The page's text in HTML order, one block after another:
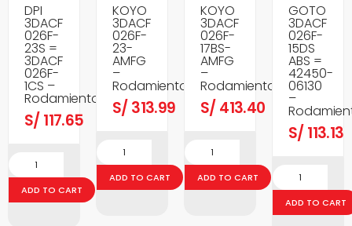
DPI
3DACF
026F-
23S =
3DACF
026F-
1CS –
Rodamientos
S/ 117.65
ADD TO CART
KOYO
3DACF
026F-
23-
AMFG
–
Rodamientos
S/ 313.99
ADD TO CART
KOYO
3DACF
026F-
17BS-
AMFG
–
Rodamientos
S/ 413.40
ADD TO CART
GOTO
3DACF
026F-
15DS
ABS =
42450-
06130
–
S/ 113.13
ADD TO CART